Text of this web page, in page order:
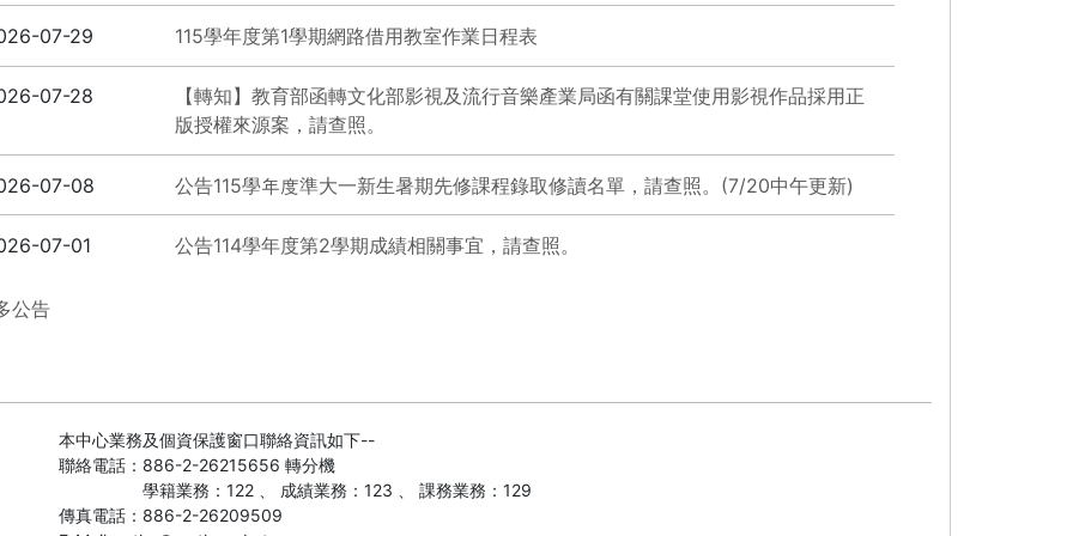
07-29 115學年度第1學期網路借用教室作業日程表
07-28
【轉知】教育部函轉文化部影視及流行音樂產業局函有關課堂使用影視作品採用正
版授權來源案，請查照。
07-08 公告115學年度準大一新生暑期先修課程錄取修讀名單，請查照。(7/20中午更新)
07-01 公告114學年度第2學期成績相關事宜，請查照。
公告
本中心業務及個資保護窗口聯絡資訊如下--
聯絡電話：886-2-26215656 轉分機
學籍業務：122 、 成績業務：123 、 課務業務：129
傳真電話：886-2-26209509